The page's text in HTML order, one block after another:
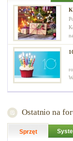
Ostatnio na
Sprzęt